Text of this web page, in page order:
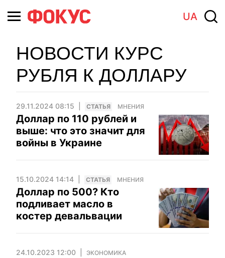
UA
НОВОСТИ КУРС
РУБЛЯ К ДОЛЛАРУ
29.11.2024 08:15 CТАТЬЯ МНЕНИЯ
Доллар по 110 рублей и
выше: что это значит для
войны в Украине
15.10.2024 14:14 CТАТЬЯ МНЕНИЯ
Доллар по 500? Кто
подливает масло в
костер девальвации
24.10.2023 12:00 ЭКОНОМИКА